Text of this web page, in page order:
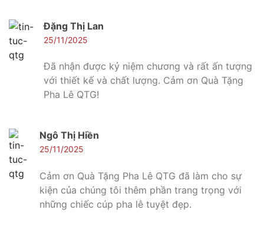
Đặng Thị Lan
25/11/2025
Đã nhận được kỷ niệm chương và rất ấn tượng
với thiết kế và chất lượng. Cảm ơn Quà Tặng
Pha Lê QTG!
Ngô Thị Hiền
25/11/2025
Cảm ơn Quà Tặng Pha Lê QTG đã làm cho sự
kiện của chúng tôi thêm phần trang trọng với
những chiếc cúp pha lê tuyệt đẹp.